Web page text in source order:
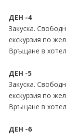
ДЕН -4
Закуска.
екскурзия по
Връщане в
ДЕН -5
Закуска.
екскурзия по
Връщане в
ДЕН -6